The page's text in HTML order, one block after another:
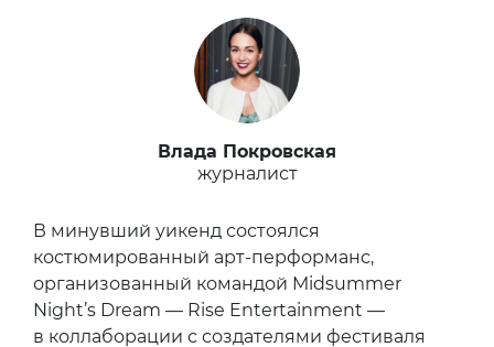
Влада Покровская
журналист
В минувший уикенд состоялся
костюмированный арт-перформанс,
организованный командой Midsummer
Night’s Dream — Rise Entertainment —
в коллаборации с создателями фестиваля